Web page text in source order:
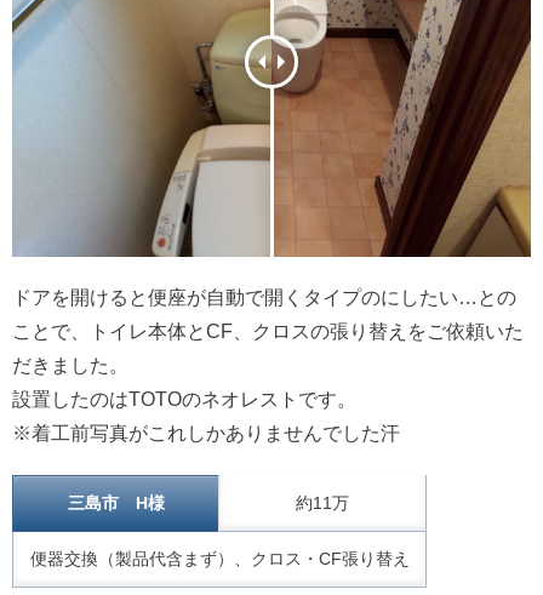
ドアを開けると便座が自動で開くタイプのにしたい…との
ことで、トイレ本体とCF、クロスの張り替えをご依頼いた
だきました。
設置したのはTOTOのネオレストです。
※着工前写真がこれしかありませんでした汗
三島市 H様 約11万
便器交換（製品代含まず）、クロス・CF張り替え